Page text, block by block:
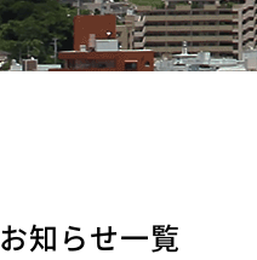
お知らせ一覧